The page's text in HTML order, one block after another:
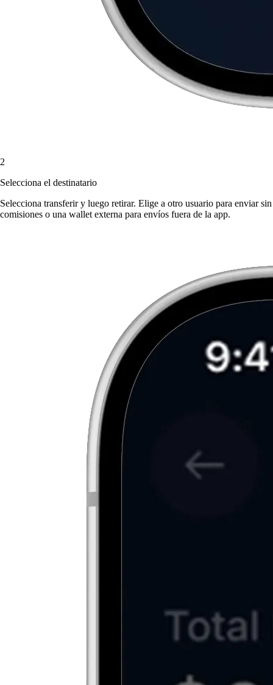
2
Selecciona el destinatario
Selecciona transferir y luego retirar. Elige a otro usuario para enviar sin
comisiones o una wallet externa para envíos fuera de la app.